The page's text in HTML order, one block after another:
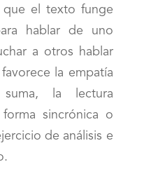
que el texto funge
hablar de uno
a otros hablar
la empatía
la lectura
sincrónica o
de análisis e